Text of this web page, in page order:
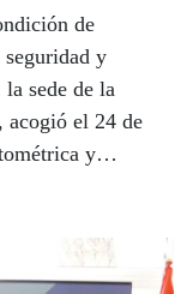
de
seguridad y
sede de la
el 24 de
y
Baja
y